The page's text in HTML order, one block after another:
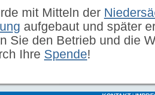
mit Mitteln der
aufgebaut und später
Sie den Betrieb und die
Ihre Spende!